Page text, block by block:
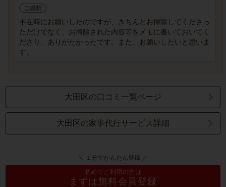
ご感想
不在時にお願いしたのですが、きちんとお掃除してくださっ
ただけでなく、お掃除された内容等をメモに書いておいてく
ださり、ありがたかったです。また、お願いしたいと思いま
す。
大田区の口コミ一覧ページ
大田区の家事代行サービス詳細
＼ １分でかんたん登録 ／
初めてご利用の方は
まずは無料会員登録